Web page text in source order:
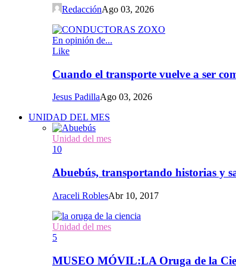
RedacciónAgo 03, 2026
En opinión de...
Like
Cuando el transporte vuelve a ser
Jesus PadillaAgo 03, 2026
UNIDAD DEL MES
Unidad del mes
10
Abuebús, transportando historias y
Araceli RoblesAbr 10, 2017
Unidad del mes
5
MUSEO MÓVIL:LA Oruga de la